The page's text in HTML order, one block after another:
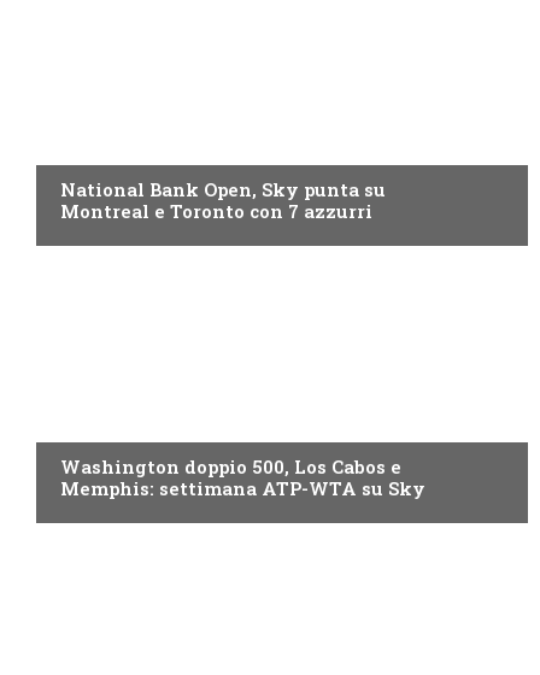
National Bank Open, Sky punta su
Montreal e Toronto con 7 azzurri
Washington doppio 500, Los Cabos e
Memphis: settimana ATP-WTA su Sky